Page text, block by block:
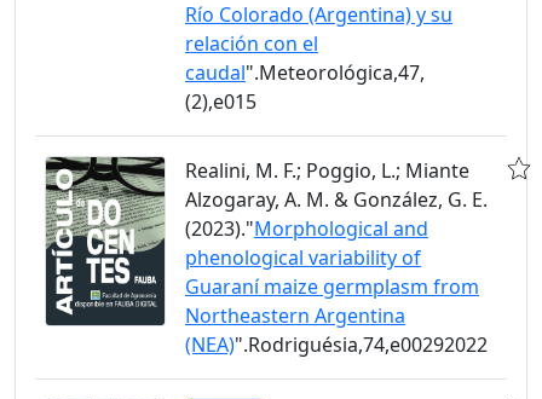
Río Colorado (Argentina) y su
relación con el
caudal".Meteorológica,47,
(2),e015
Realini, M. F.; Poggio, L.; Miante
Alzogaray, A. M. & González, G. E.
(2023)."Morphological and
phenological variability of
Guaraní maize germplasm from
Northeastern Argentina
(NEA)".Rodriguésia,74,e00292022